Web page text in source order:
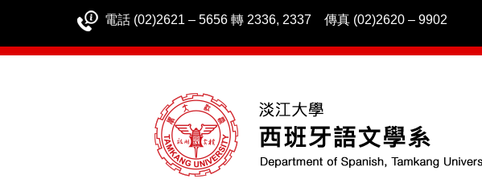
電話 (02)2621 – 5656 轉 2336, 2337 傳真 (02)2620 – 9902